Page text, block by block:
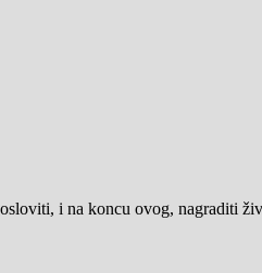
i na koncu ovog, nagraditi